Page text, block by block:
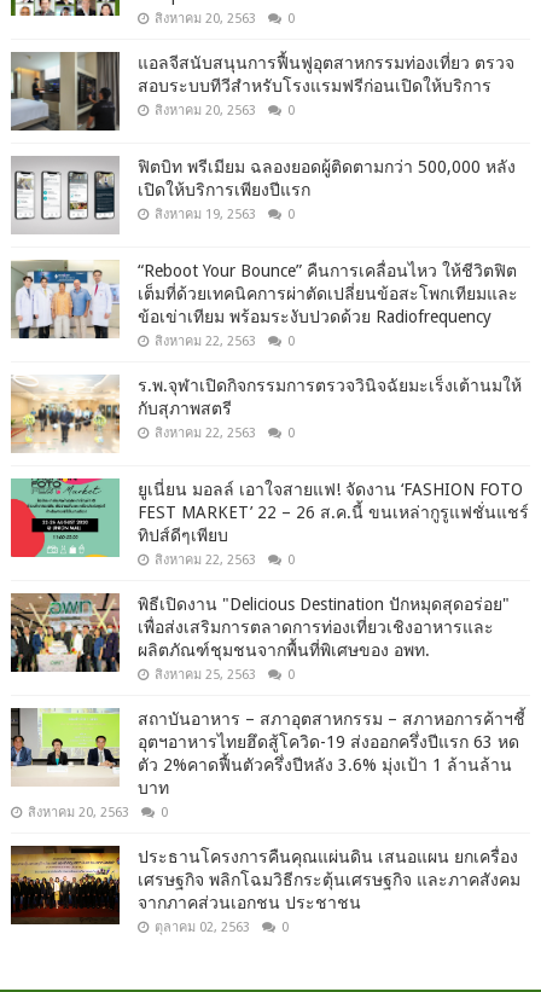
สิงหาคม 20, 2563 0
แอลจีสนับสนุนการฟื้นฟูอุตสาหกรรมท่องเที่ยว ตรวจ
สอบระบบทีวีสำหรับโรงแรมฟรีก่อนเปิดให้บริการ
สิงหาคม 20, 2563 0
ฟิตบิท พรีเมียม ฉลองยอดผู้ติดตามกว่า 500,000 หลัง
เปิดให้บริการเพียงปีแรก
สิงหาคม 19, 2563 0
“Reboot Your Bounce” คืนการเคลื่อนไหว ให้ชีวิตฟิต
เต็มที่ด้วยเทคนิคการผ่าตัดเปลี่ยนข้อสะโพกเทียมและ
ข้อเข่าเทียม พร้อมระงับปวดด้วย Radiofrequency
สิงหาคม 22, 2563 0
ร.พ.จุฬาเปิดกิจกรรมการตรวจวินิจฉัยมะเร็งเต้านมให้
กับสุภาพสตรี
สิงหาคม 22, 2563 0
ยูเนี่ยน มอลล์ เอาใจสายแฟ! จัดงาน ‘FASHION FOTO
FEST MARKET’ 22 – 26 ส.ค.นี้ ขนเหล่ากูรูแฟชั่นแชร์
ทิปส์ดีๆเพียบ
สิงหาคม 22, 2563 0
พิธีเปิดงาน "Delicious Destination ปักหมุดสุดอร่อย"
เพื่อส่งเสริมการตลาดการท่องเที่ยวเชิงอาหารและ
ผลิตภัณฑ์ชุมชนจากพื้นที่พิเศษของ อพท.
สิงหาคม 25, 2563 0
สถาบันอาหาร – สภาอุตสาหกรรม – สภาหอการค้าฯชี้
อุตฯอาหารไทยฮึดสู้โควิด-19 ส่งออกครึ่งปีแรก 63 หด
ตัว 2%คาดฟื้นตัวครึ่งปีหลัง 3.6% มุ่งเป้า 1 ล้านล้าน
บาท
สิงหาคม 20, 2563 0
ประธานโครงการคืนคุณแผ่นดิน เสนอแผน ยกเครื่อง
เศรษฐกิจ พลิกโฉมวิธีกระตุ้นเศรษฐกิจ และภาคสังคม
จากภาคส่วนเอกชน ประชาชน
ตุลาคม 02, 2563 0